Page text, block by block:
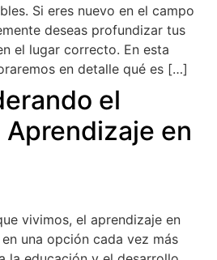
Si eres nuevo en el campo
deseas profundizar tus
el lugar correcto. En esta
en detalle qué es […]
el
en
vivimos, el aprendizaje en
una opción cada vez más